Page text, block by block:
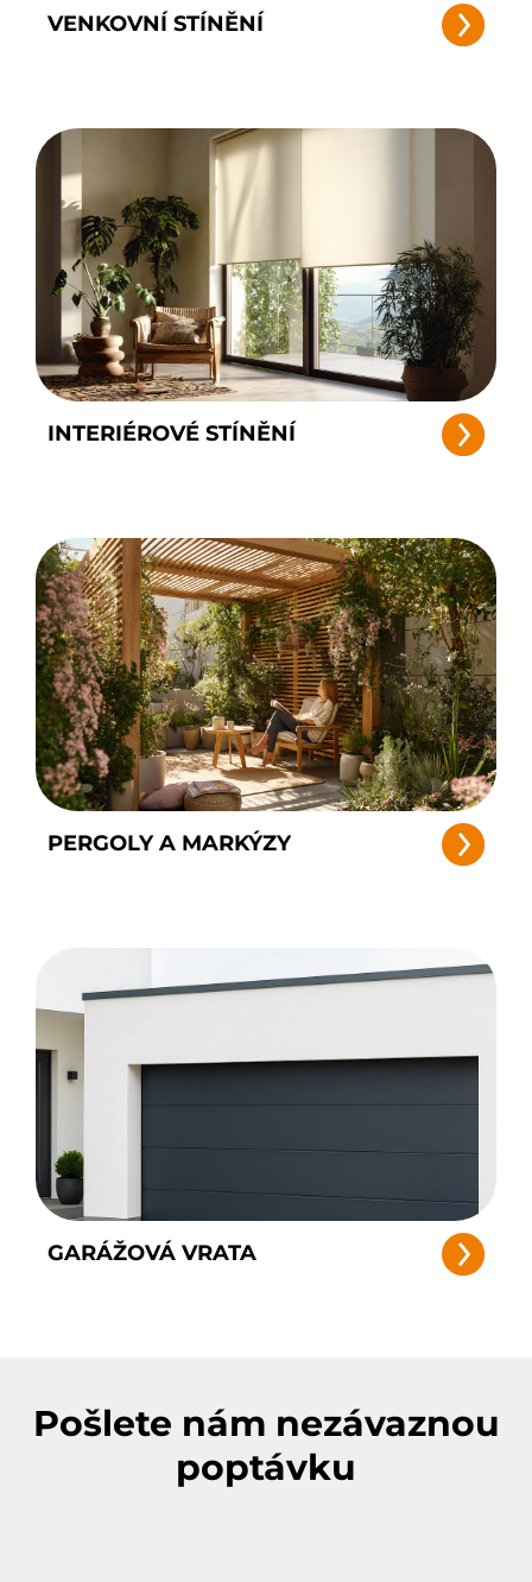
VENKOVNÍ STÍNĚNÍ
INTERIÉROVÉ STÍNĚNÍ
PERGOLY A MARKÝZY
GARÁŽOVÁ VRATA
Pošlete nám nezávaznou
poptávku